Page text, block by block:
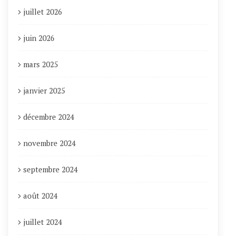
juillet 2026
juin 2026
mars 2025
janvier 2025
décembre 2024
novembre 2024
septembre 2024
août 2024
juillet 2024